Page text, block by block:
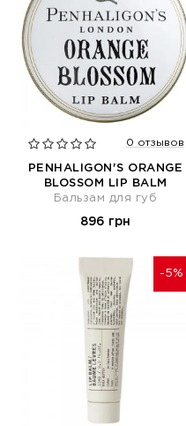
0 отзывов
PENHALIGON'S ORANGE
BLOSSOM LIP BALM
Бальзам для губ
896 грн
-5%